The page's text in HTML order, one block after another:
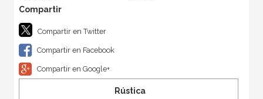
Compartir en Twitter
Compartir en Facebook
Compartir en Google+
Rústica